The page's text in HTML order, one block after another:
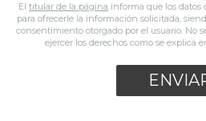
El titular de la página informa que los datos
para ofrecerle la información solicitada,
consentimiento otorgado por el usuario. No
ejercer los derechos como se explica